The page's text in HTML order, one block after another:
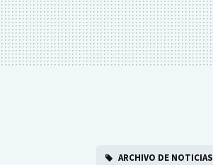
ARCHIVO DE NOTICIAS